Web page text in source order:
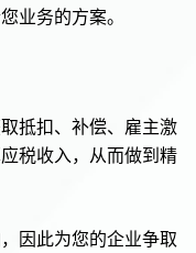
业务的方案。
抵扣、补偿、雇主激
税收入，从而做到精
因此为您的企业争取